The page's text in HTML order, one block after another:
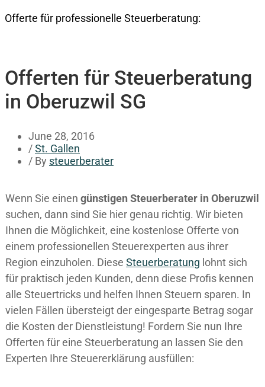
Offerte für professionelle Steuerberatung:
Offerten für Steuerberatung
in Oberuzwil SG
June 28, 2016
/St. Gallen
/ By steuerberater
Wenn Sie einen günstigen Steuerberater in Oberuzwil
suchen, dann sind Sie hier genau richtig. Wir bieten
Ihnen die Möglichkeit, eine kostenlose Offerte von
einem professionellen Steuerexperten aus ihrer
Region einzuholen. Diese Steuerberatung lohnt sich
für praktisch jeden Kunden, denn diese Profis kennen
alle Steuertricks und helfen Ihnen Steuern sparen. In
vielen Fällen übersteigt der eingesparte Betrag sogar
die Kosten der Dienstleistung! Fordern Sie nun Ihre
Offerten für eine Steuerberatung an lassen Sie den
Experten Ihre Steuererklärung ausfüllen: